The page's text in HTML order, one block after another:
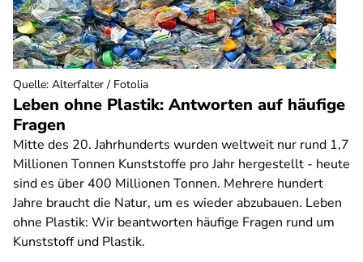
Leben ohne Plastik: Antworten auf häufige
Fragen
Mitte des 20. Jahrhunderts wurden weltweit nur rund 1,7
Millionen Tonnen Kunststoffe pro Jahr hergestellt - heute
sind es über 400 Millionen Tonnen. Mehrere hundert
Jahre braucht die Natur, um es wieder abzubauen. Leben
ohne Plastik: Wir beantworten häufige Fragen rund um
Kunststoff und Plastik.
Quelle: Alterfalter / Fotolia